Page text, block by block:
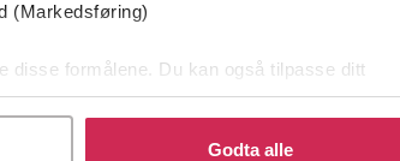
(Markedsføring)
disse formålene. Du kan også tilpasse ditt
helst trekke tilbake eller endre ditt samtykke.
Godta alle